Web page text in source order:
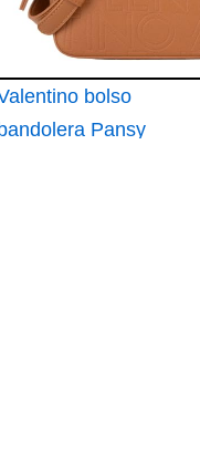
bolso
bandolera Pansy